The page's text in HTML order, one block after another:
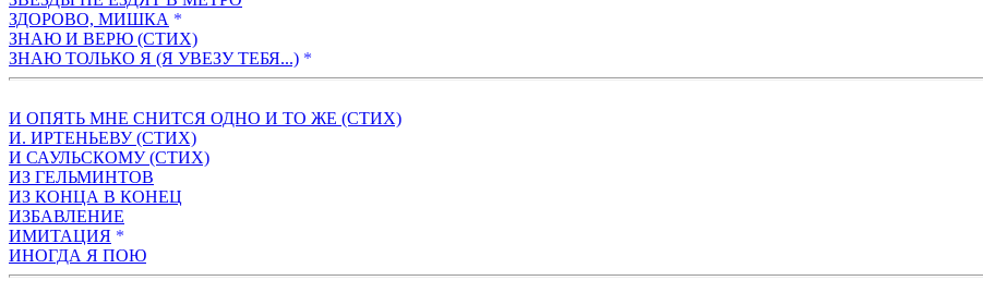
ЗДОРОВО, МИШКА *
ЗНАЮ И ВЕРЮ (СТИХ)
ЗНАЮ ТОЛЬКО Я (Я УВЕЗУ ТЕБЯ...) *
И ОПЯТЬ МНЕ СНИТСЯ ОДНО И ТО ЖЕ (СТИХ)
И. ИРТЕНЬЕВУ (СТИХ)
И САУЛЬСКОМУ (CТИХ)
ИЗ ГЕЛЬМИНТОВ
ИЗ КОНЦА В КОНЕЦ
ИЗБАВЛЕНИЕ
ИМИТАЦИЯ *
ИНОГДА Я ПОЮ